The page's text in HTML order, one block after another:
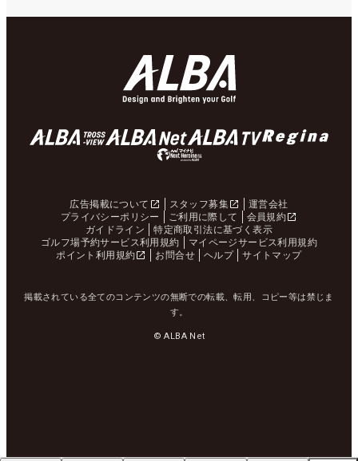
広告掲載について スタッフ募集
運営会社
プライバシーポリシー
ご利用に際して
会員規約
ガイドライン
特定商取引法に基づく表示
ゴルフ場予約サービス利用規約
マイページサービス利用規約
ポイント利用規約
お問合せ ヘルプ サイトマップ
掲載されている全てのコンテンツの無断での転載、転用、コピー等は禁じま
す。
© ALBA Net